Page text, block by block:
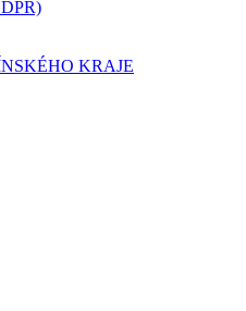
KRAJE